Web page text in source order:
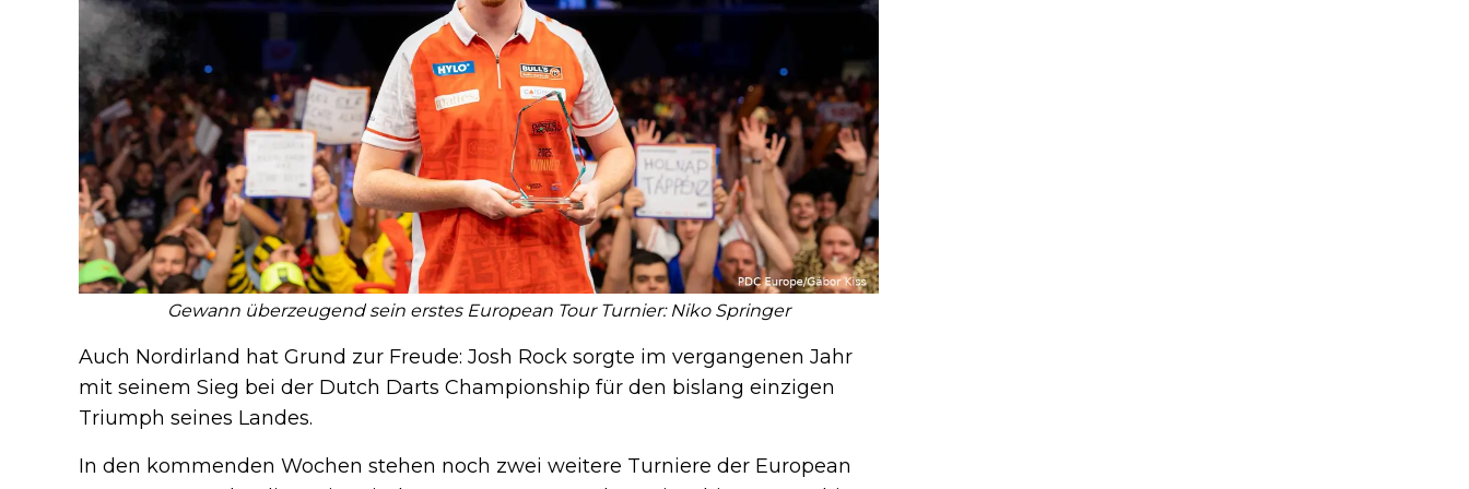
Gewann überzeugend sein erstes European Tour Turnier: Niko Springer
Auch Nordirland hat Grund zur Freude: Josh Rock sorgte im vergangenen Jahr
mit seinem Sieg bei der Dutch Darts Championship für den bislang einzigen
Triumph seines Landes.
In den kommenden Wochen stehen noch zwei weitere Turniere der European